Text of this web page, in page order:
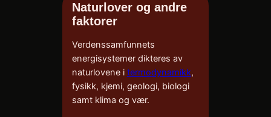
Naturlover og andre
faktorer
Verdenssamfunnets
energisystemer dikteres av
naturlovene i termodynamikk,
fysikk, kjemi, geologi, biologi
samt klima og vær.